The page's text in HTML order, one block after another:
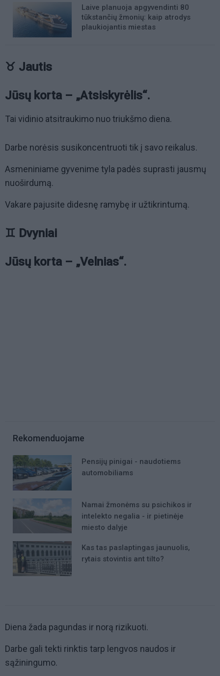
Laive planuoja apgyvendinti 80
tūkstančių žmonių: kaip atrodys
plaukiojantis miestas
♉ Jautis
Jūsų korta – „Atsiskyrėlis“.
Tai vidinio atsitraukimo nuo triukšmo diena.
Darbe norėsis susikoncentruoti tik į savo reikalus.
Asmeniniame gyvenime tyla padės suprasti jausmų
nuoširdumą.
Vakare pajusite didesnę ramybę ir užtikrintumą.
♊ Dvyniai
Jūsų korta – „Velnias“.
Rekomenduojame
Pensijų pinigai - naudotiems
automobiliams
Namai žmonėms su psichikos ir
intelekto negalia - ir pietinėje
miesto dalyje
Kas tas paslaptingas jaunuolis,
rytais stovintis ant tilto?
Diena žada pagundas ir norą rizikuoti.
Darbe gali tekti rinktis tarp lengvos naudos ir
sąžiningumo.